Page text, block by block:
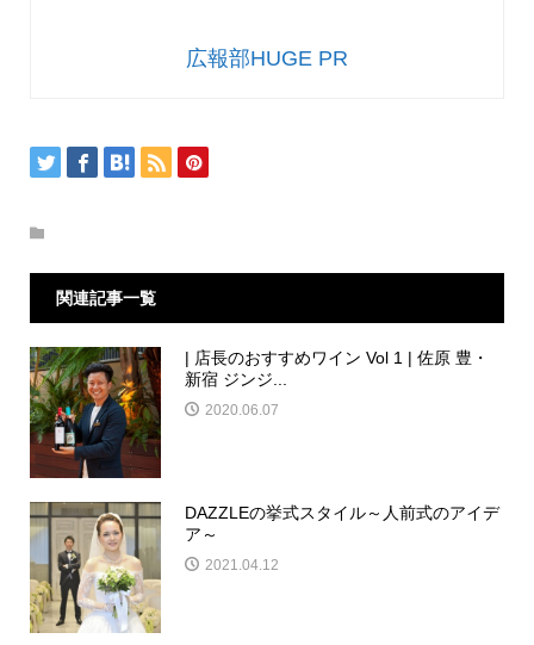
広報部HUGE PR
関連記事一覧
| 店長のおすすめワイン Vol 1 | 佐原 豊・
新宿 ジンジ...
2020.06.07
DAZZLEの挙式スタイル～人前式のアイデ
ア～
2021.04.12